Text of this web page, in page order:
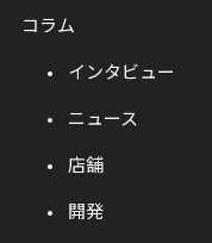
コラム
インタビュー
ニュース
店舗
開発